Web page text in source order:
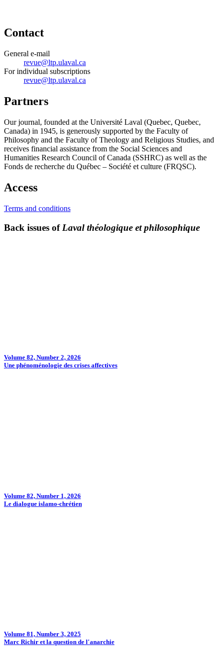
Contact
General e-mail
revue@ltp.ulaval.ca
For individual subscriptions
revue@ltp.ulaval.ca
Partners
Our journal, founded at the Université Laval (Quebec, Quebec,
Canada) in 1945, is generously supported by the Faculty of
Philosophy and the Faculty of Theology and Religious Studies, and
receives financial assistance from the Social Sciences and
Humanities Research Council of Canada (SSHRC) as well as the
Fonds de recherche du Québec – Société et culture (FRQSC).
Access
Terms and conditions
Back issues of Laval théologique et philosophique
Volume 82, Number 2, 2026
Une phénoménologie des crises affectives
Volume 82, Number 1, 2026
Le dialogue islamo-chrétien
Volume 81, Number 3, 2025
Marc Richir et la question de l'anarchie